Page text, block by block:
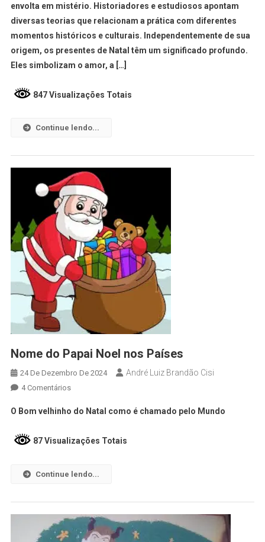
envolta em mistério. Historiadores e estudiosos apontam
diversas teorias que relacionam a prática com diferentes
momentos históricos e culturais. Independentemente de sua
origem, os presentes de Natal têm um significado profundo.
Eles simbolizam o amor, a […]
847 Visualizações Totais
Continue lendo...
Nome do Papai Noel nos Países
24 De Dezembro De 2024 André Luiz Brandão Cisi
4 Comentários
O Bom velhinho do Natal como é chamado pelo Mundo
87 Visualizações Totais
Continue lendo...